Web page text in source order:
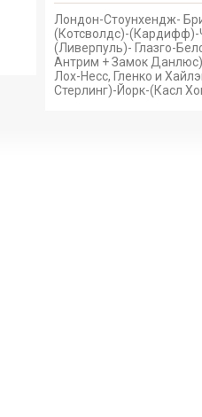
Лондон-Стоунхендж-
(Котсволдс)-(Кардифф)-
(Ливерпуль)- Глазго-
Антрим + Замок
Лох-Несс, Гленко и
Стерлинг)-Йорк-(Касл